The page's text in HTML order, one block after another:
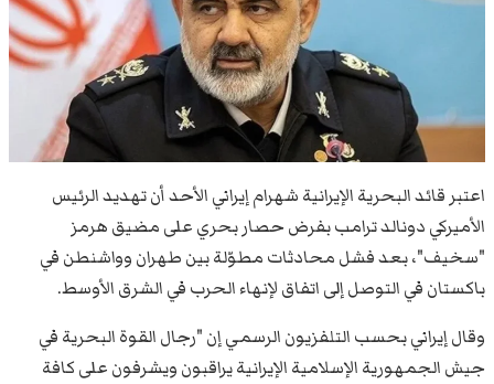
اعتبر قائد البحرية الإيرانية شهرام إيراني الأحد أن تهديد الرئيس
الأميركي دونالد ترامب بفرض حصار بحري على مضيق هرمز
"سخيف"، بعد فشل محادثات مطوّلة بين طهران وواشنطن في
باكستان في التوصل إلى اتفاق لإنهاء الحرب في الشرق الأوسط.
وقال إيراني بحسب التلفزيون الرسمي إن "رجال القوة البحرية في
جيش الجمهورية الإسلامية الإيرانية يراقبون ويشرفون على كافة